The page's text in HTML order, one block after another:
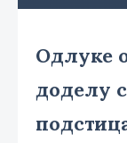
Одлуке
доделу